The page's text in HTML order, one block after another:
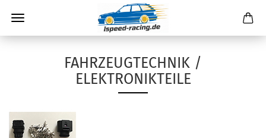
FAHRZEUGTECHNIK /
ELEKTRONIKTEILE